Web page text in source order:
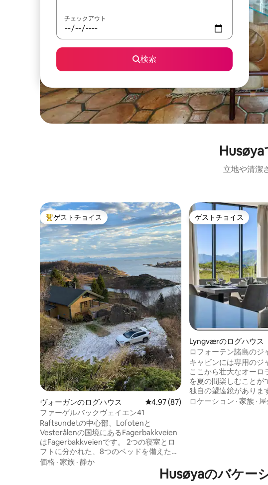
チェックアウト
検索
立地や清潔
大好評のゲストチョイスです。
ゲストチョイス
ヴォーガンのログハウス レビュー87件、5つ星中4.97つ星の
4.97 (87)
ファーゲルバックヴェイエン41
Raftsundetの中心部、Lofotenと
Vesterålenの国境にあるFagerbakkveien
はFagerbakkveienです。 2つの寝室とロ
フトに分かれた、8つのベッドを備えた快
適で暖かいファミリーフレンドリーキャ
ビン。 バスルーム、キッチン、リビング
ルーム、広々としたポーチ。 薪ストーブ
価格 · 家族 · 静か
ゲストチョイス
ゲストチョイス
Lyngværのログハウス
ロフォーテン諸島のジ
付きの壮大なキャビン
キャビンには専用のジ
ここから壮大なオーロ
を夏の間楽しむことができま
独自の望遠鏡があります テラスは西
で、太陽がよく当たる
ンリンクス20分 ハイキング、ビーチ、ゴ
ルフ、スキー、サイク
ロケーション · 家族 ·
Husøyaのバケー